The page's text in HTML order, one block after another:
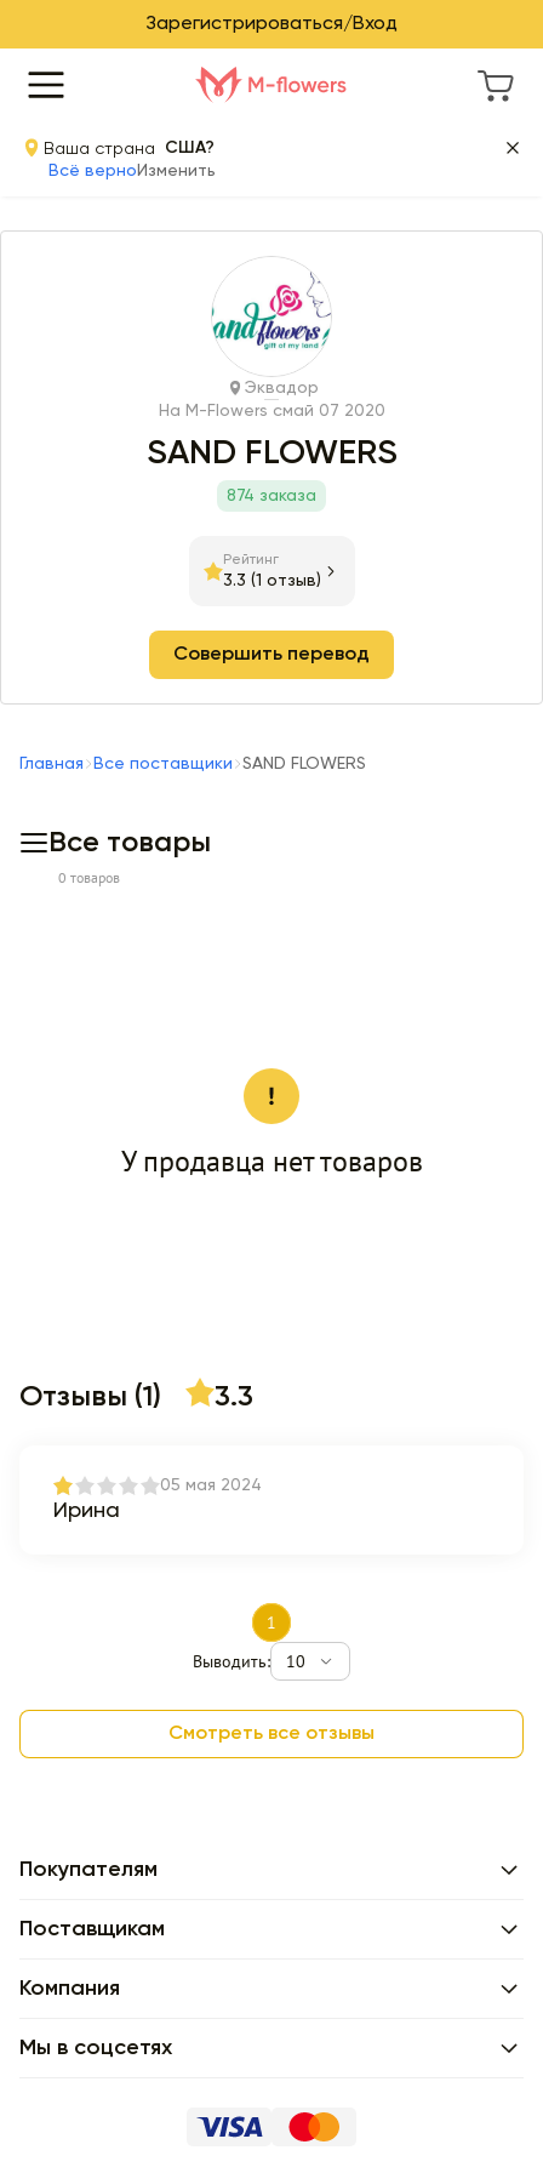
Зарегистрироваться/Вход
Ваша страна
США?
Всё верно Изменить
Эквадор
На M-Flowers смай 07 2020
SAND FLOWERS
874 заказа
Рейтинг
3.3 (1 отзыв)
Совершить перевод
Главная Все поставщики SAND FLOWERS
Все товары
0 товаров
У продавца нет товаров
Отзывы (1) 3.3
05 мая 2024
Ирина
1
Выводить:
10
Смотреть все отзывы
Покупателям
Поставщикам
Компания
Мы в соцсетях